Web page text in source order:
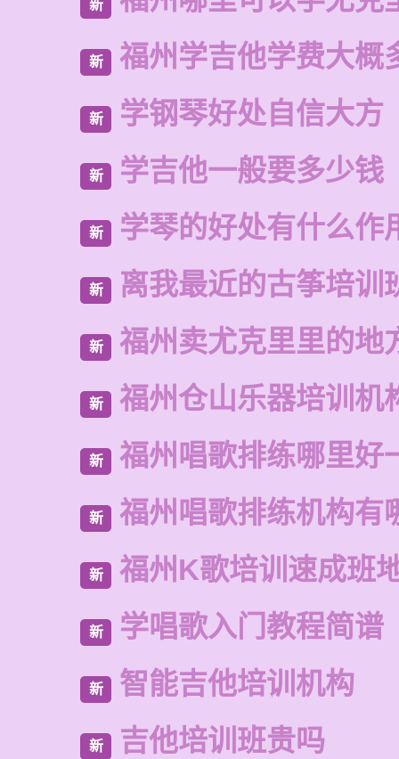
新
新 福州学吉他学费大概
新 学钢琴好处自信大方
新 学吉他一般要多少钱
新 学琴的好处有什么作
新 离我最近的古筝培训
新 福州卖尤克里里的地
新 福州仓山乐器培训机
新 福州唱歌排练哪里好
新 福州唱歌排练机构有
新 福州K歌培训速成班
新 学唱歌入门教程简谱
新 智能吉他培训机构
新 吉他培训班贵吗